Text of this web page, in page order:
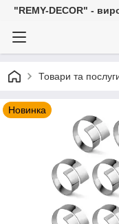
"REMY-DECOR" -
Товари та
Новинка